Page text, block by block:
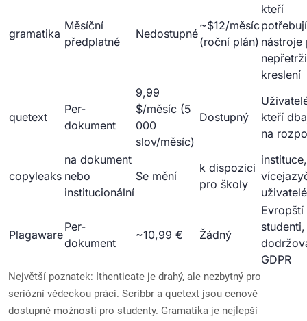
gramatika
Měsíční
předplatné
Nedostupné
~$12/měsíc
(roční plán)
kteří
potřebují
nástroje
kreslení
quetext
Per-
dokument
9,99
$/měsíc (5
000
slov/měsíc)
Dostupný
kteří
na
copyleaks
na dokument
nebo
institucionální
Se mění
k dispozici
pro školy
instituce,
uživatelé
Plagaware
Per-
dokument
~10,99 € Žádný
Evropští
studenti,
GDPR
Největší poznatek: Ithenticate je drahý, ale nezbytný pro
seriózní vědeckou práci. Scribbr a quetext jsou cenově
dostupné možnosti pro studenty. Gramatika je nejlepší